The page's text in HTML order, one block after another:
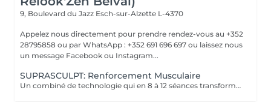
9, Boulevard du Jazz Esch-sur-Alzette L-4370
Appelez nous directement pour prendre rendez-vous au +352
28795858 ou par WhatsApp : +352 691 696 697 ou laissez nous
un message Facebook ou Instagram...
SUPRASCULPT: Renforcement Musculaire
Un combiné de technologie qui en 8 à 12 séances transformera votre silhouette sur une zone du corps.. Des abdos développés? des cuisses tonifiées ?? des bras remodelés?? alors n'hésitez plus !!